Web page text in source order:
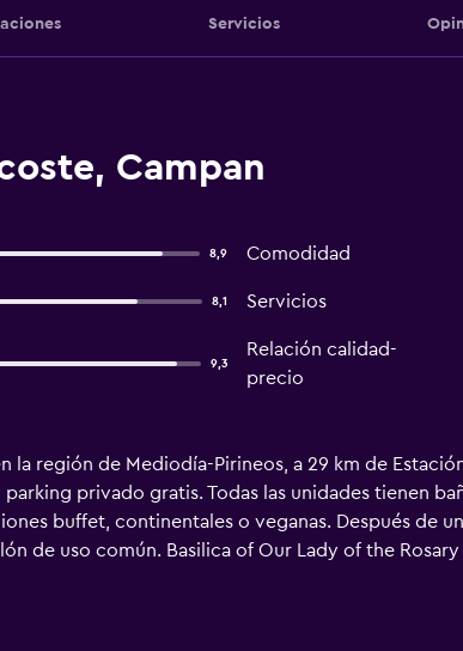
Servicios
Campan
8,9 Comodidad
8,1 Servicios
9,3
Relación calidad-
precio
la región de Mediodía-Pirineos, a 29 km de
privado gratis. Todas las unidades tienen
buffet, continentales o veganas. Después de
de uso común. Basilica of Our Lady of the
de Tarbes-Lourdes-Pirineos) está a 29 km.